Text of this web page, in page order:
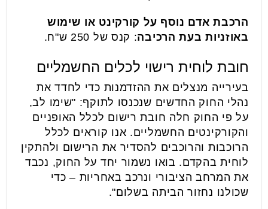
הרכבת אדם נוסף על קורקינט או שימוש
באוזניות בעת הרכיבה: קנס של 250 ש"ח.
חובת לוחית רישוי לכלים החשמליים
בעירייה מנצלים את ההזדמנות כדי לחדד את
נהלי החוק החדשים שנכנסו לתוקף: "שימו לב,
על פי החוק חלה חובת רישום לכלל האופניים
והקורקינטים החשמליים. אנו קוראים לכלל
הרוכבות והרוכבים להסדיר את הרישום ולהתקין
לוחית בהקדם. בואו נשמור יחד על החוק, נכבד
את המרחב הציבורי ונרכב באחריות – כדי
שכולנו נחזור הביתה בשלום".